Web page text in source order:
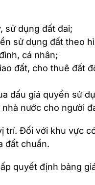
sử dụng đất đai;
sử dụng đất theo
cá nhân;
đất, cho thuê đất
đấu giá quyền sử
nước cho người
Đối với khu vực
đất chuẩn.
quyết định bảng